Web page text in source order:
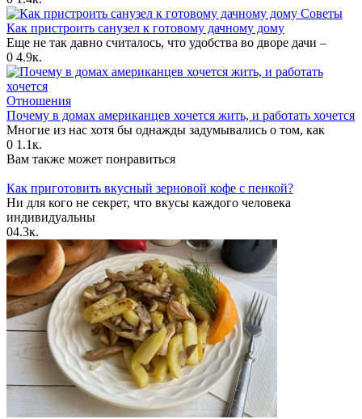
Советы
Как пристроить санузел к готовому дачному дому
Еще не так давно считалось, что удобства во дворе дачи –
0 4.9к.
Отношения
Почему в домах американцев хочется жить, и работать хочется
Многие из нас хотя бы однажды задумывались о том, как
0 1.1к.
Вам также может понравиться
Как приготовить вкусный зерновой кофе с пенкой?
Ни для кого не секрет, что вкусы каждого человека
индивидуальны
04.3к.